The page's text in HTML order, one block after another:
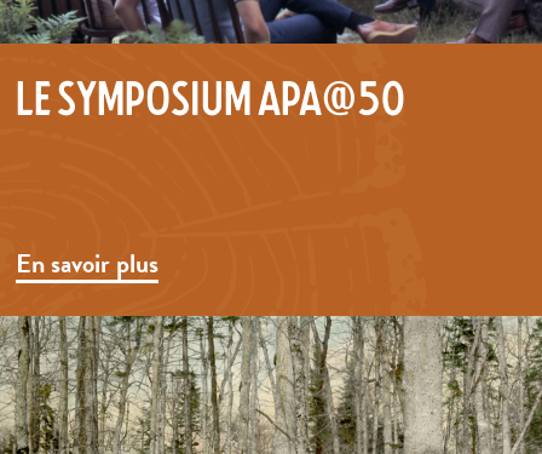
Le symposium APA@50
En savoir plus